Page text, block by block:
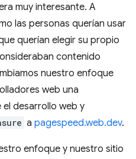
muy interesante. A
las personas querían usar
querían elegir su propio
contenido
nuestro enfoque
web una
desarrollo web y
a pagespeed.web.dev.
enfoque y nuestro sitio